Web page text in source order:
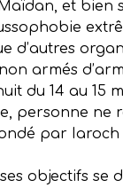
et bien
d’autres
armés
du 14 au
personne ne
par Iaroch
objectifs se